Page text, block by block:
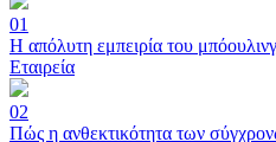
01
Η απόλυτη εμπειρία του
Εταιρεία
02
Πώς η ανθεκτικότητα των